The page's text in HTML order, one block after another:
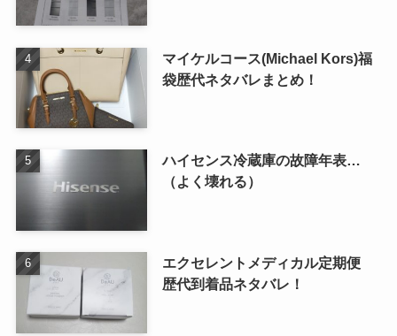
マイケルコース(Michael Kors)福
袋歴代ネタバレまとめ！
ハイセンス冷蔵庫の故障年表…
（よく壊れる）
エクセレントメディカル定期便
歴代到着品ネタバレ！